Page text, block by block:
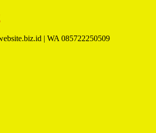
| WA 085722250509